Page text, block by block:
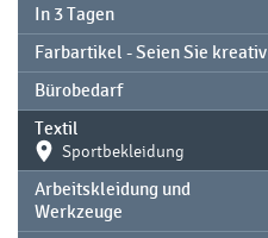
In 3 Tagen
Farbartikel - Seien Sie kreativ
Bürobedarf
Textil
Sportbekleidung
Arbeitskleidung und
Werkzeuge